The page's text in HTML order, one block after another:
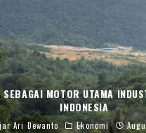
SEBAGAI MOTOR UTAMA
INDONESIA
Ari Dewanto Ekonomi